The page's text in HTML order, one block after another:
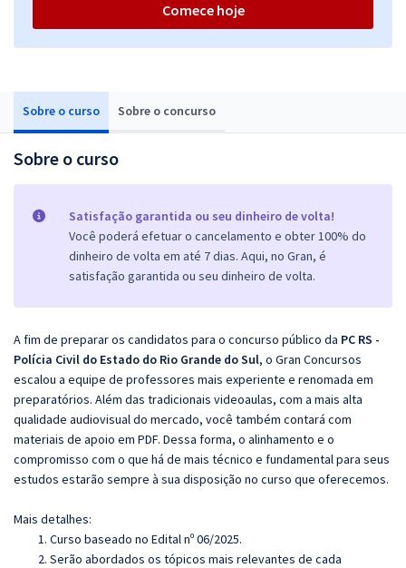
Sobre o curso Sobre o concurso
Sobre o curso
Satisfação garantida ou seu dinheiro de volta!
Você poderá efetuar o cancelamento e obter 100% do
dinheiro de volta em até 7 dias. Aqui, no Gran, é
satisfação garantida ou seu dinheiro de volta.
A fim de preparar os candidatos para o concurso público da PC RS -
Polícia Civil do Estado do Rio Grande do Sul, o Gran Concursos
escalou a equipe de professores mais experiente e renomada em
preparatórios. Além das tradicionais videoaulas, com a mais alta
qualidade audiovisual do mercado, você também contará com
materiais de apoio em PDF. Dessa forma, o alinhamento e o
compromisso com o que há de mais técnico e fundamental para seus
estudos estarão sempre à sua disposição no curso que oferecemos.
Mais detalhes:
Curso baseado no Edital nº 06/2025.
Serão abordados os tópicos mais relevantes de cada
Comece hoje